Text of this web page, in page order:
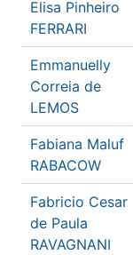
Elisa Pinheiro
FERRARI
Emmanuelly
Correia de
LEMOS
Fabiana Maluf
RABACOW
Fabricio Cesar
de Paula
RAVAGNANI